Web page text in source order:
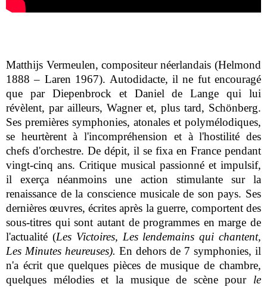
Matthijs Vermeulen, compositeur néerlandais (Helmond
1888 – Laren 1967). Autodidacte, il ne fut encouragé
que par Diepenbrock et Daniel de Lange qui lui
révèlent, par ailleurs, Wagner et, plus tard, Schönberg.
Ses premières symphonies, atonales et polymélodiques,
se heurtèrent à l'incompréhension et à l'hostilité des
chefs d'orchestre. De dépit, il se fixa en France pendant
vingt-cinq ans. Critique musical passionné et impulsif,
il exerça néanmoins une action stimulante sur la
renaissance de la conscience musicale de son pays. Ses
dernières œuvres, écrites après la guerre, comportent des
sous-titres qui sont autant de programmes en marge de
l'actualité (Les Victoires, Les lendemains qui chantent,
Les Minutes heureuses). En dehors de 7 symphonies, il
n'a écrit que quelques pièces de musique de chambre,
quelques mélodies et la musique de scène pour le